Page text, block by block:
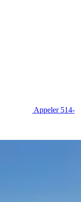
Appeler 514-